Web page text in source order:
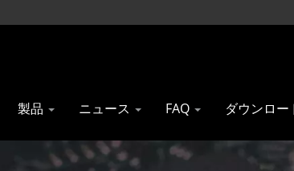
製品 ニュース FAQ ダウンロー